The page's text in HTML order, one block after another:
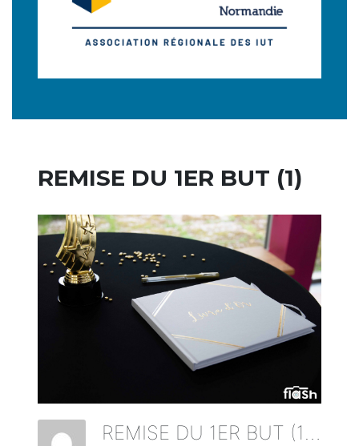
REMISE DU 1ER BUT (1)
REMISE DU 1ER BUT (1)